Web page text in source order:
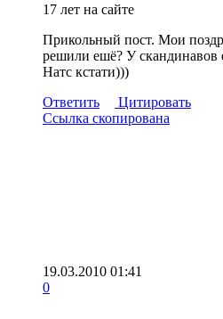
17 лет на сайте
Прикольный пост. Мои
решили ешё? У скандинавов
Натс кстати)))
Ответить
Цитировать
Ссылка скопирована
19.03.2010 01:41
0